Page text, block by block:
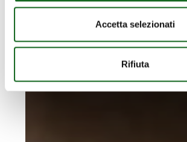
Accetta selezionati
Rifiuta